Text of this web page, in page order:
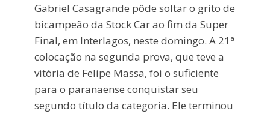
Gabriel Casagrande pôde soltar o grito de
bicampeão da Stock Car ao fim da Super
Final, em Interlagos, neste domingo. A 21ª
colocação na segunda prova, que teve a
vitória de Felipe Massa, foi o suficiente
para o paranaense conquistar seu
segundo título da categoria. Ele terminou